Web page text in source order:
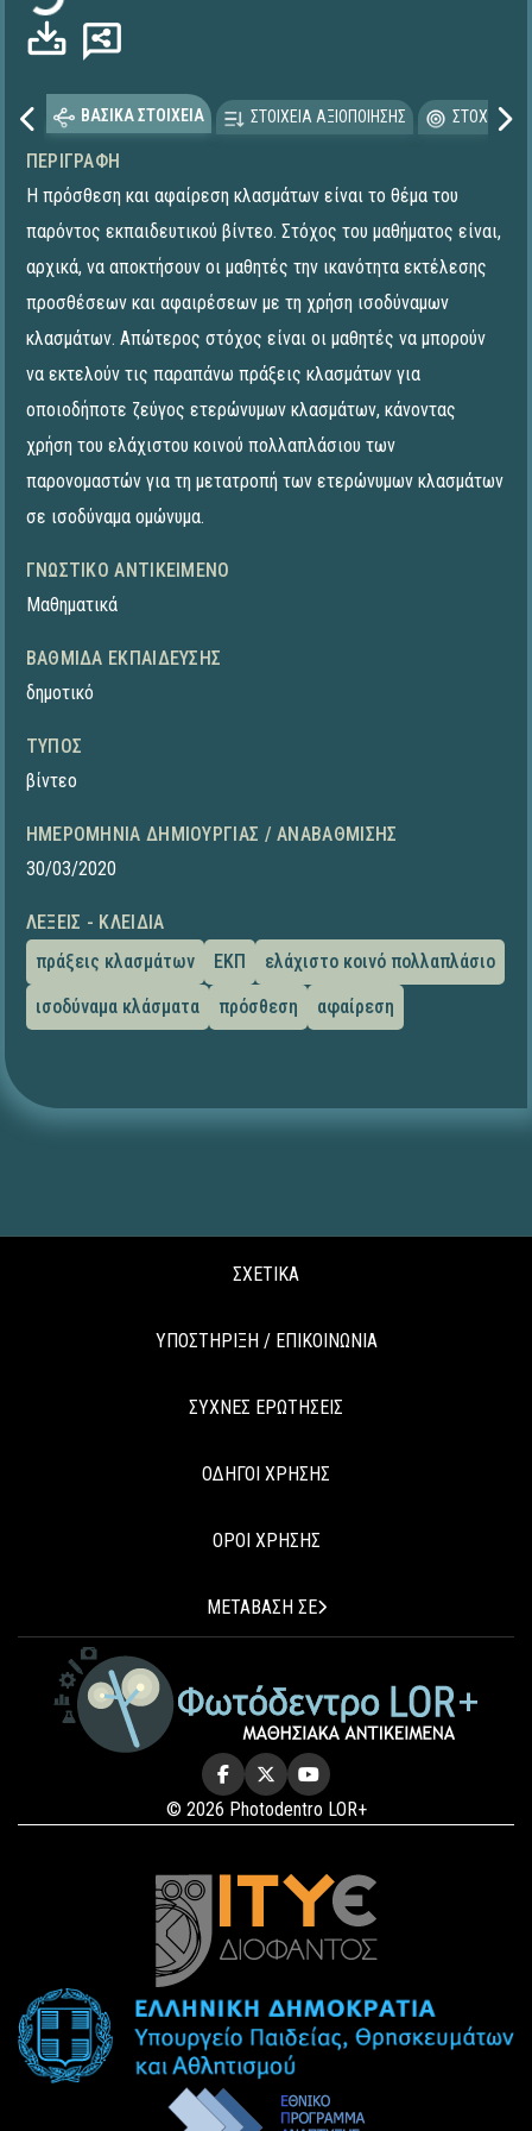
ΒΑΣΙΚΑ ΣΤΟΙΧΕΙΑ ΣΤΟΙΧΕΙΑ ΑΞΙΟΠΟΙΗΣΗΣ
ΠΕΡΙΓΡΑΦΉ
Η πρόσθεση και αφαίρεση κλασμάτων είναι το θέμα του
παρόντος εκπαιδευτικού βίντεο. Στόχος του μαθήματος είναι,
αρχικά, να αποκτήσουν οι μαθητές την ικανότητα εκτέλεσης
προσθέσεων και αφαιρέσεων με τη χρήση ισοδύναμων
κλασμάτων. Απώτερος στόχος είναι οι μαθητές να μπορούν
να εκτελούν τις παραπάνω πράξεις κλασμάτων για
οποιοδήποτε ζεύγος ετερώνυμων κλασμάτων, κάνοντας
χρήση του ελάχιστου κοινού πολλαπλάσιου των
παρονομαστών για τη μετατροπή των ετερώνυμων κλασμάτων
σε ισοδύναμα ομώνυμα.
ΓΝΩΣΤΙΚΌ ΑΝΤΙΚΕΊΜΕΝΟ
Μαθηματικά
ΒΑΘΜΊΔΑ ΕΚΠΑΊΔΕΥΣΗΣ
δημοτικό
ΤΎΠΟΣ
βίντεο
ΗΜΕΡΟΜΗΝΊΑ ΔΗΜΙΟΥΡΓΊΑΣ / ΑΝΑΒΆΘΜΙΣΗΣ
30/03/2020
ΛΈΞΕΙΣ - ΚΛΕΙΔΙΆ
πράξεις κλασμάτων
ΕΚΠ
ελάχιστο κοινό πολλαπλάσιο
ισοδύναμα κλάσματα
πρόσθεση αφαίρεση
ΣΧΕΤΙΚΑ
ΥΠΟΣΤΗΡΙΞΗ / ΕΠΙΚΟΙΝΩΝΙΑ
ΣΥΧΝΕΣ ΕΡΩΤΗΣΕΙΣ
ΟΔΗΓΟΙ ΧΡΗΣΗΣ
ΟΡΟΙ ΧΡΗΣΗΣ
ΜΕΤΑΒΑΣΗ ΣΕ
© 2026 Photodentro LOR+